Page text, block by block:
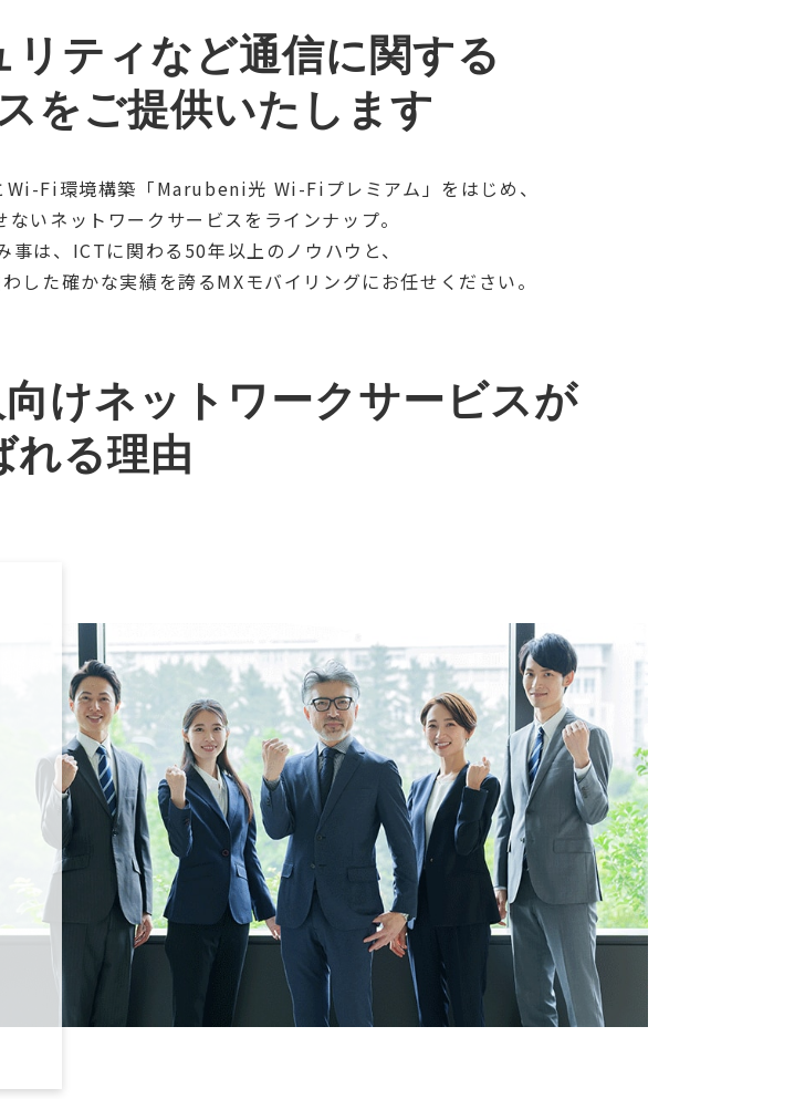
ティなど通信に関する
をご提供いたします
Fi環境構築「Marubeni光 Wi-Fiプレミアム」をはじめ、
いネットワークサービスをラインナップ。
は、ICTに関わる50年以上のノウハウと、
た確かな実績を誇るMXモバイリングにお任せください。
けネットワークサービスが
れる理由